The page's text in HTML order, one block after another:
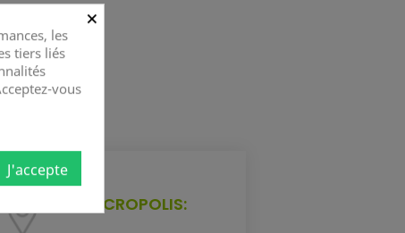
NICE ACROPOLIS:
×
les
tiers liés
vous
J'accepte